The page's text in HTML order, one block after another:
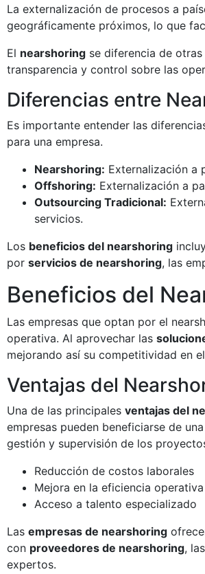
La externalización de procesos a
geográficamente próximos, lo que
El nearshoring se diferencia de
transparencia y control sobre las
Diferencias entre
Es importante entender las
para una empresa.
Nearshoring: Externalización a
Offshoring: Externalización a
Outsourcing Tradicional:
servicios.
Los beneficios del nearshoring
por servicios de nearshoring, las
Beneficios del
Las empresas que optan por el
operativa. Al aprovechar las
mejorando así su competitividad en
Ventajas del
Una de las principales ventajas del
empresas pueden beneficiarse de
gestión y supervisión de los
Reducción de costos laborales
Mejora en la eficiencia operativa
Acceso a talento especializado
Las empresas de nearshoring
con proveedores de nearshoring,
expertos.